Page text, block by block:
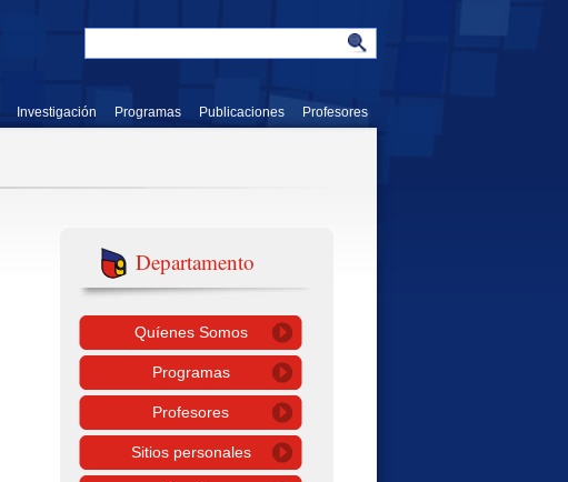
Investigación Programas Publicaciones Profesores
Departamento
Quíenes Somos
Programas
Profesores
Sitios personales